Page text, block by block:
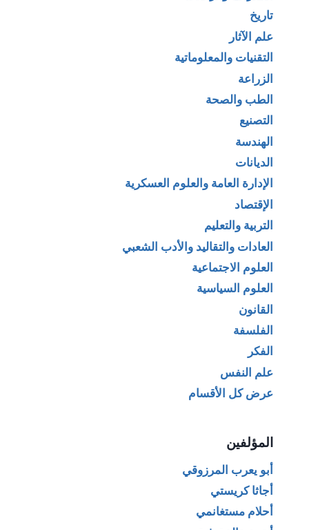
تاريخ
علم الآثار
التقنيات والمعلوماتية
الزراعة
الطب والصحة
التصنيع
الهندسة
الديانات
الإدارة العامة والعلوم العسكرية
الإقتصاد
التربية والتعليم
العادات والتقاليد والأدب الشعبي
العلوم الاجتماعية
العلوم السياسية
القانون
الفلسفة
الفكر
علم النفس
عرض كل الأقسام
المؤلفين
أبو يعرب المرزوقي
أجاثا كريستي
أحلام مستغانمي